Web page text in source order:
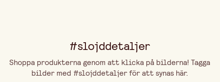
#slojddetaljer
Shoppa produkterna genom att klicka på bilderna! Tagga
bilder med #slojddetaljer för att synas här.